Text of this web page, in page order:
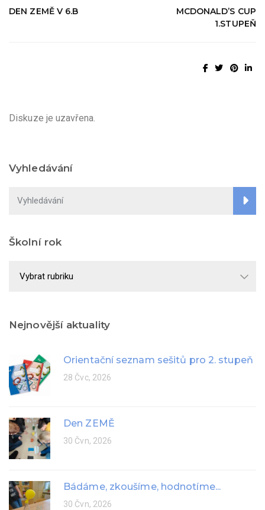
DEN ZEMĚ V 6.B
MCDONALD’S CUP
1.STUPEŇ
Diskuze je uzavřena.
Vyhledávání
Školní rok
rok
Nejnovější aktuality
Orientační seznam sešitů pro 2. stupeň
28 Čvc, 2026
Den ZEMĚ
30 Čvn, 2026
Bádáme, zkoušíme, hodnotíme...
30 Čvn, 2026